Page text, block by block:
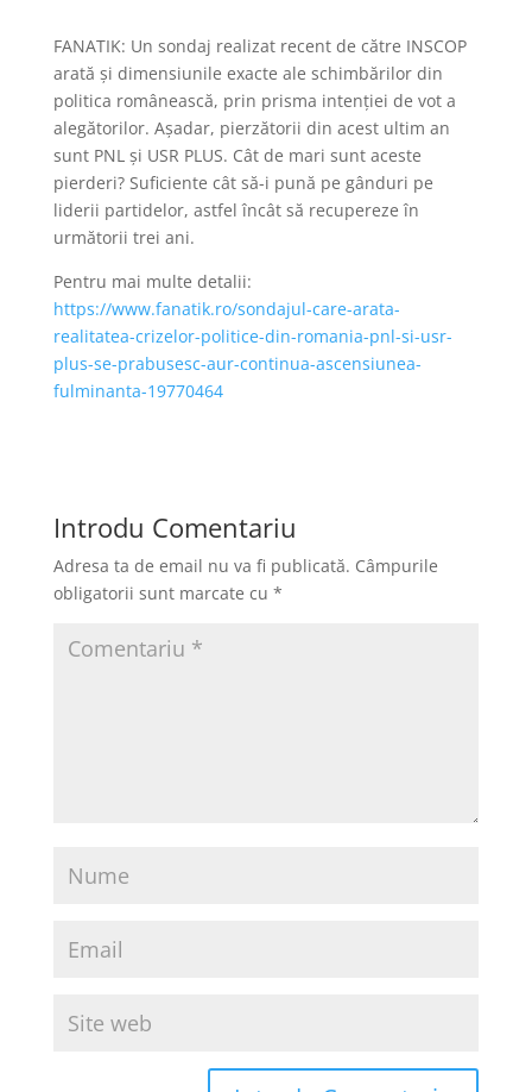
FANATIK: Un sondaj realizat recent de către INSCOP
arată și dimensiunile exacte ale schimbărilor din
politica românească, prin prisma intenției de vot a
alegătorilor. Așadar, pierzătorii din acest ultim an
sunt PNL și USR PLUS. Cât de mari sunt aceste
pierderi? Suficiente cât să-i pună pe gânduri pe
liderii partidelor, astfel încât să recupereze în
următorii trei ani.
Pentru mai multe detalii:
https://www.fanatik.ro/sondajul-care-arata-
realitatea-crizelor-politice-din-romania-pnl-si-usr-
plus-se-prabusesc-aur-continua-ascensiunea-
fulminanta-19770464
Introdu Comentariu
Adresa ta de email nu va fi publicată. Câmpurile
obligatorii sunt marcate cu *